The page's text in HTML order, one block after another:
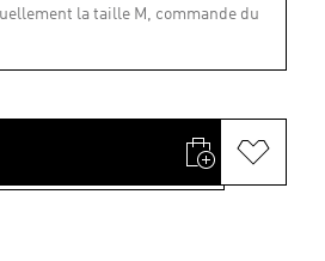
la taille M, commande du